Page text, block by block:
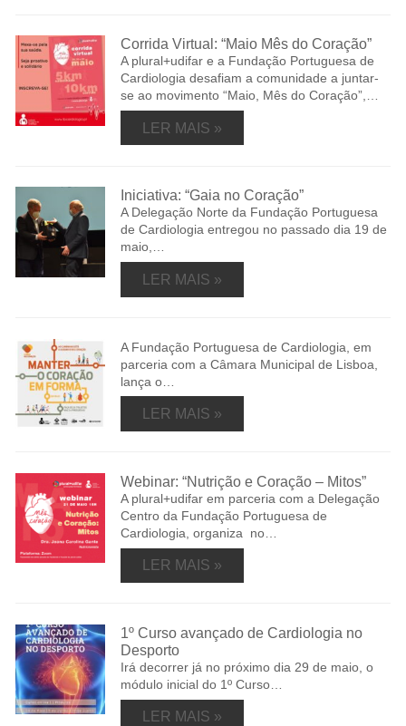
Corrida Virtual: “Maio Mês do Coração”
A plural+udifar e a Fundação Portuguesa de
Cardiologia desafiam a comunidade a juntar-
se ao movimento “Maio, Mês do Coração”,…
LER MAIS »
Iniciativa: “Gaia no Coração”
A Delegação Norte da Fundação Portuguesa
de Cardiologia entregou no passado dia 19 de
maio,…
LER MAIS »
A Fundação Portuguesa de Cardiologia, em
parceria com a Câmara Municipal de Lisboa,
lança o…
LER MAIS »
Webinar: “Nutrição e Coração – Mitos”
A plural+udifar em parceria com a Delegação
Centro da Fundação Portuguesa de
Cardiologia, organiza no…
LER MAIS »
1º Curso avançado de Cardiologia no
Desporto
Irá decorrer já no próximo dia 29 de maio, o
módulo inicial do 1º Curso…
LER MAIS »